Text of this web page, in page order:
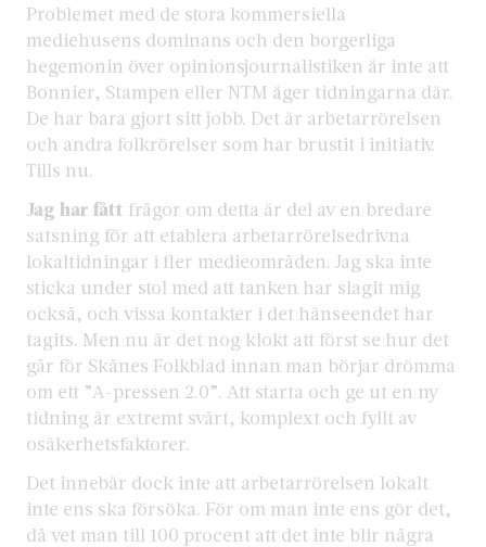
Problemet med de stora kommersiella
mediehusens dominans och den borgerliga
hegemonin över opinionsjournalistiken är inte att
Bonnier, Stampen eller NTM äger tidningarna där.
De har bara gjort sitt jobb. Det är arbetarrörelsen
och andra folkrörelser som har brustit i initiativ.
Tills nu.
Jag har fått frågor om detta är del av en bredare
satsning för att etablera arbetarrörelsedrivna
lokaltidningar i fler medieområden. Jag ska inte
sticka under stol med att tanken har slagit mig
också, och vissa kontakter i det hänseendet har
tagits. Men nu är det nog klokt att först se hur det
går för Skånes Folkblad innan man börjar drömma
om ett ”A-pressen 2.0”. Att starta och ge ut en ny
tidning är extremt svårt, komplext och fyllt av
osäkerhetsfaktorer.
Det innebär dock inte att arbetarrörelsen lokalt
inte ens ska försöka. För om man inte ens gör det,
då vet man till 100 procent att det inte blir några